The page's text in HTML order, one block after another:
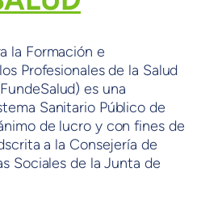
la Formación e
Profesionales de la Salud
es una
Sanitario Público de
de lucro y con fines de
a la Consejería de
Sociales de la Junta de